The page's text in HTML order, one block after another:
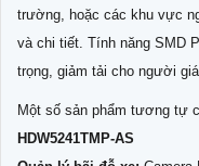
trường, hoặc các khu vực
và chi tiết. Tính năng SMD
trọng, giảm tải cho người
Một số sản phẩm tương tự
HDW5241TMP-AS